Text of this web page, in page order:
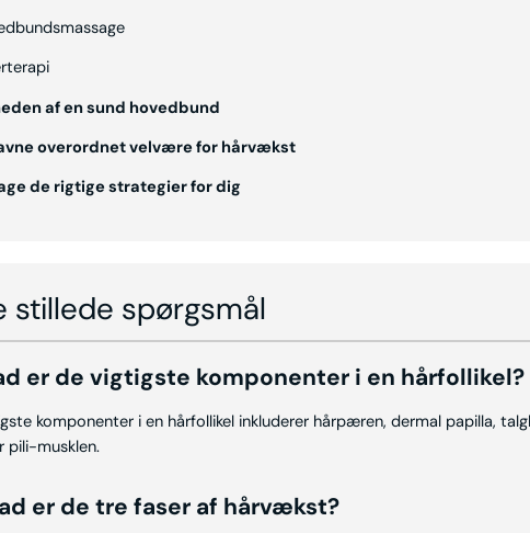
af en sund hovedbund
overordnet velvære for hårvækst
de rigtige strategier for dig
stillede spørgsmål
er de vigtigste komponenter i en hårfollikel?
komponenter i en hårfollikel inkluderer hårpæren, dermal papilla,
pili-musklen.
er de tre faser af hårvækst?